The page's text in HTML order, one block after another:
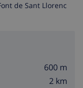
de Sant Llorenc
600 m
2 km